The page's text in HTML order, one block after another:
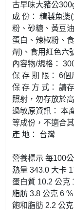
古早味大豬公
成 份： 精製魚漿
粉、砂糖、黃豆
蛋白、辣椒粉、
劑)、食用紅色六
內容物/規格：
保 存 期 限： 6個
保 存 方 式： 請
照射，勿存放於
過敏原資訊： 本
等成份，不適合
產 地： 台灣
營養標示 每100
熱量 343.0 大卡
蛋白質 10.2 公克
脂肪 3.8 公克 6 %
飽和脂肪 2.2 公